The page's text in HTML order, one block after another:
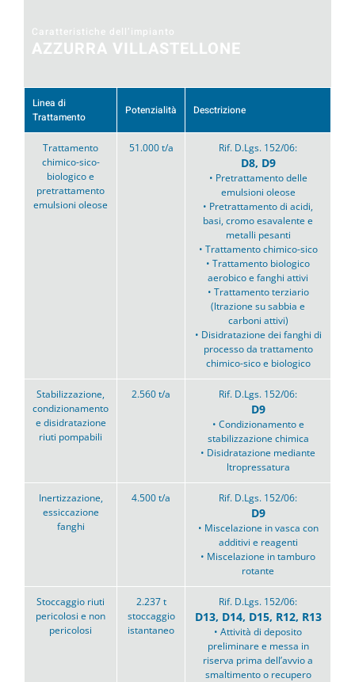
Caratteristiche dell’impianto
AZZURRA VILLASTELLONE
Linea di
Trattamento
Potenzialità Desctrizione
Trattamento
chimico-sico-
biologico e
pretrattamento
emulsioni oleose
51.000 t/a Rif. D.Lgs. 152/06:
D8, D9
• Pretrattamento delle
emulsioni oleose
• Pretrattamento di acidi,
basi, cromo esavalente e
metalli pesanti
• Trattamento chimico-sico
• Trattamento biologico
aerobico e fanghi attivi
• Trattamento terziario
(ltrazione su sabbia e
carboni attivi)
• Disidratazione dei fanghi di
processo da trattamento
chimico-sico e biologico
Stabilizzazione,
condizionamento
e disidratazione
riuti pompabili
2.560 t/a Rif. D.Lgs. 152/06:
D9
• Condizionamento e
stabilizzazione chimica
• Disidratazione mediante
ltropressatura
Inertizzazione,
essiccazione
fanghi
4.500 t/a Rif. D.Lgs. 152/06:
D9
• Miscelazione in vasca con
additivi e reagenti
• Miscelazione in tamburo
rotante
Stoccaggio riuti
pericolosi e non
pericolosi
2.237 t
stoccaggio
istantaneo
Rif. D.Lgs. 152/06:
D13, D14, D15, R12, R13
• Attività di deposito
preliminare e messa in
riserva prima dell’avvio a
smaltimento o recupero